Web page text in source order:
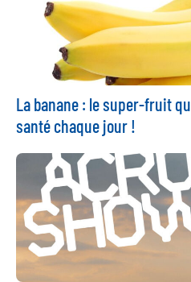
La banane : le super-fruit
santé chaque jour !